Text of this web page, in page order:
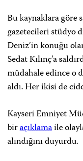
Bu kaynaklara göre
gazetecileri stüdyo
Deniz’in konuğu
Sedat Kılınç’a
müdahale edince o
aldı. Her ikisi de
Kayseri Emniyet
biraçıklamaile
alındığını duyurdu.